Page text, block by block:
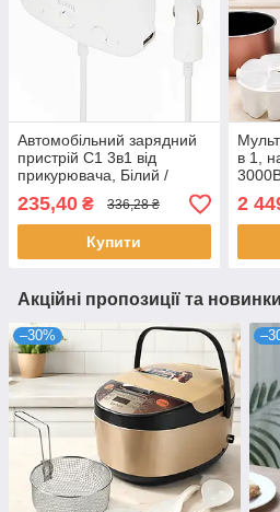
Автомобільний зарядний
пристрій C1 3в1 від
прикурювача, Білий /
Розгалужувач в машину
2хUSB + 3хприкурювача /
АЗУ
235,40 ₴ 336,28 ₴
Купити
в 1,
екран
2
Акційні пропозиції та новинки
–30%